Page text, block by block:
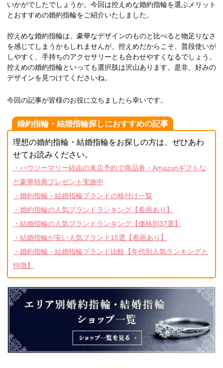
いかがでしたでしょうか。今回は控えめな婚約指輪を選ぶメリット
とおすすめの婚約指輪をご紹介いたしました。
控えめな婚約指輪は、豪華なデザインのものと比べると物足りなさ
を感じてしまうかもしれませんが、控えめだからこそ、普段使いが
しやすく、手持ちのアクセサリーとも合わせやすくなるでしょう。
控えめの婚約指輪といっても選択肢は沢山あります。是非、好みの
デザインを見つけてくださいね。
今回の記事が皆様のお役に立ちましたら幸いです。
婚約指輪・結婚指輪探しにおすすめの記事
理想の婚約指輪・結婚指輪をお探しの方は、ぜひあわ
せてお読みください。
・ハウツーマリー経由の来店予約で商品券・Amazonギフトな
ど豪華特典プレゼント実施中
・婚約指輪・結婚指輪ブランドの格付け一覧
・婚約指輪の人気ブランドランキング【着画あり】
・結婚指輪の人気ブランドランキング【価格別37選】
・結婚指輪が安い人気ブランド15選【着画あり】
・婚約指輪・結婚指輪ブランド比較【年代別人気ランキングと
特徴】